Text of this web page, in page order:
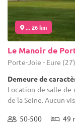
... 26 km
Le Manoir de
Porte-Joie - Eure (27)
Demeure de
Location de salle de
de la Seine. Aucun
50-500 49